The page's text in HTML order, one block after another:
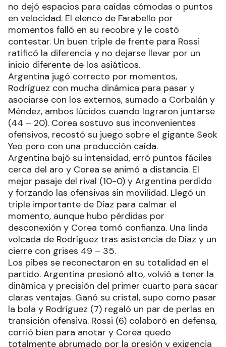
no dejó espacios para caídas cómodas o puntos
en velocidad. El elenco de Farabello por
momentos falló en su recobre y le costó
contestar. Un buen triple de frente para Rossi
ratificó la diferencia y no dejarse llevar por un
inicio diferente de los asiáticos.
Argentina jugó correcto por momentos,
Rodríguez con mucha dinámica para pasar y
asociarse con los externos, sumado a Corbalán y
Méndez, ambos lúcidos cuando lograron juntarse
(44 – 20). Corea sostuvo sus inconvenientes
ofensivos, recostó su juego sobre el gigante Seok
Yeo pero con una producción caída.
Argentina bajó su intensidad, erró puntos fáciles
cerca del aro y Corea se animó a distancia. El
mejor pasaje del rival (10-0) y Argentina perdido
y forzando las ofensivas sin movilidad. Llegó un
triple importante de Díaz para calmar el
momento, aunque hubo pérdidas por
desconexión y Corea tomó confianza. Una linda
volcada de Rodríguez tras asistencia de Díaz y un
cierre con grises 49 – 35.
Los pibes se reconectaron en su totalidad en el
partido. Argentina presionó alto, volvió a tener la
dinámica y precisión del primer cuarto para sacar
claras ventajas. Ganó su cristal, supo como pasar
la bola y Rodríguez (7) regaló un par de perlas en
transición ofensiva. Rossi (6) colaboró en defensa,
corrió bien para anotar y Corea quedo
totalmente abrumado por la presión y exigencia